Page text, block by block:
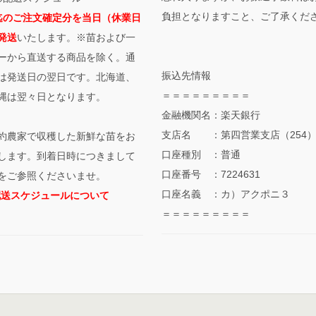
ご注文確定分を当日（休業日
送いたします。※苗および一
から直送する商品を除く。通
発送日の翌日です。北海道、
は翌々日となります。
農家で収穫した新鮮な苗をお
ます。到着日時につきまして
ご参照くださいませ。
スケジュールについて
負担となりますこと、ご了承くだ
振込先情報
＝＝＝＝＝＝＝＝＝
金融機関名：楽天銀行
支店名 ：第四営業支店（254）
口座種別 ：普通
口座番号 ：7224631
口座名義 ：カ）アクポニ３
＝＝＝＝＝＝＝＝＝